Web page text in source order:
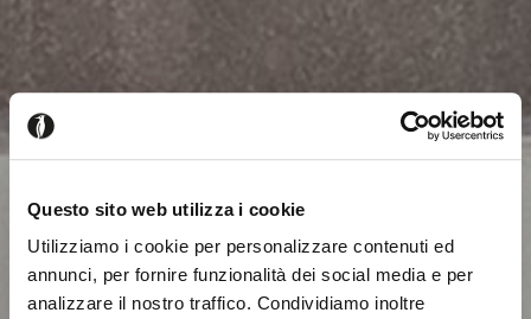
Questo sito web utilizza i cookie
Utilizziamo i cookie per personalizzare contenuti ed
annunci, per fornire funzionalità dei social media e per
analizzare il nostro traffico. Condividiamo inoltre